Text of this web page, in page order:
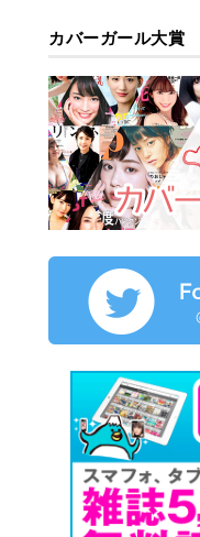
カバーガール大賞